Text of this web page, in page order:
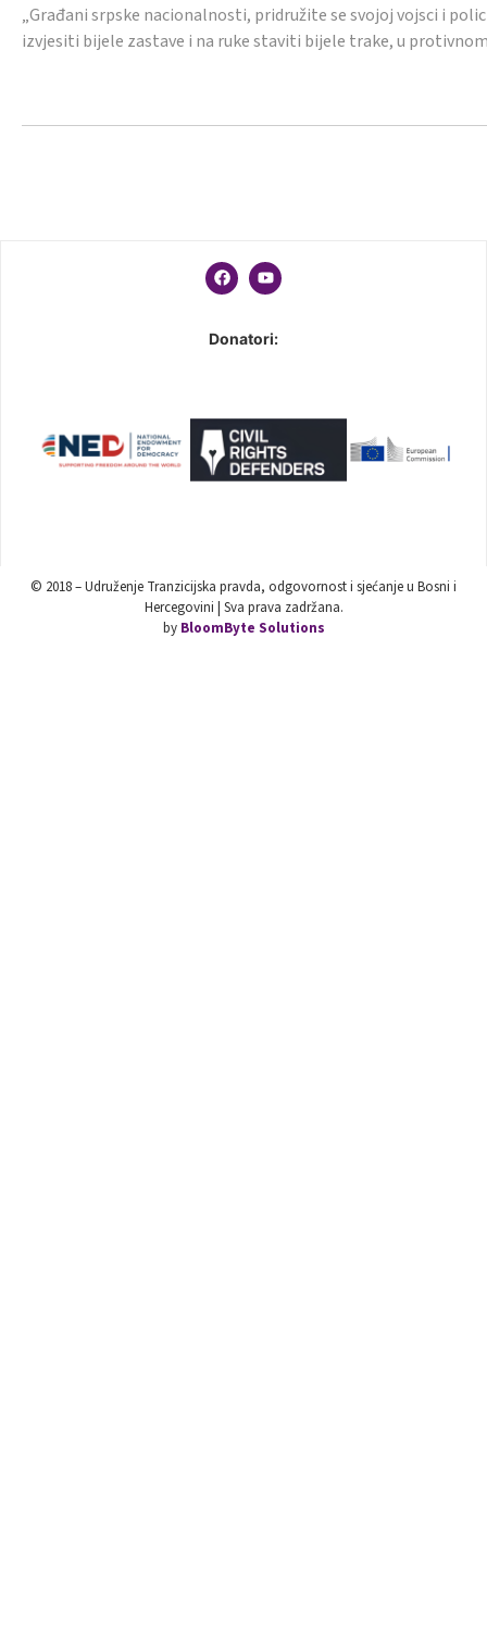
„Građani srpske nacionalnosti, pridružite se svojoj vojsci i
izvjesiti bijele zastave i na ruke staviti bijele trake, u
Donatori:
© 2018 – Udruženje Tranzicijska pravda, odgovornost i sjećanje u Bosni i
Hercegovini | Sva prava zadržana.
by BloomByte Solutions